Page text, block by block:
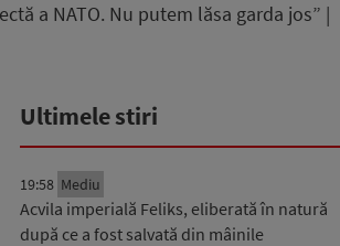
a NATO. Nu putem lăsa garda jos” |
Ultimele stiri
19:58 Mediu
Acvila imperială Feliks, eliberată în natură
după ce a fost salvată din mâinile